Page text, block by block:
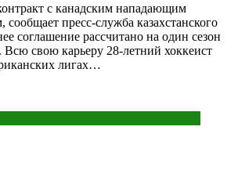
с канадским нападающим
пресс-служба казахстанского
соглашение рассчитано на один сезон
Всю свою карьеру 28-летний хоккеист
лигах…